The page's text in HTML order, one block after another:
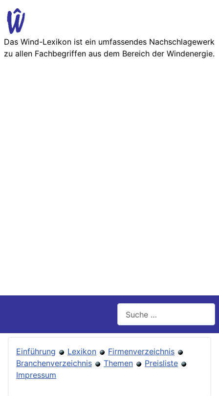
Das Wind-Lexikon ist ein umfassendes Nachschlage­werk
zu allen Fachbegriffen aus dem Bereich der Wind­energie.
Einführung Lexikon
Firmenverzeichnis
Branchenverzeichnis
Themen
Preisliste
Impressum